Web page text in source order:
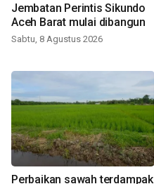
Jembatan Perintis Sikundo
Aceh Barat mulai dibangun
Sabtu, 8 Agustus 2026
Perbaikan sawah terdampak